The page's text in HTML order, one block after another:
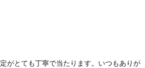
がとても丁寧で当たります。いつもありが